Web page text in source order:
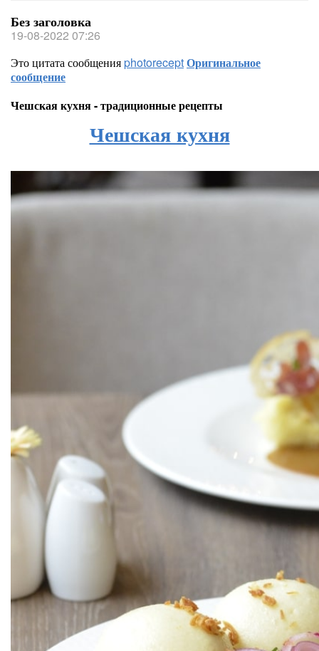
Без заголовка
19-08-2022 07:26
Это цитата сообщенияphotoreceptОригинальное
сообщение
Чешская кухня - традиционные рецепты
Чешская кухня